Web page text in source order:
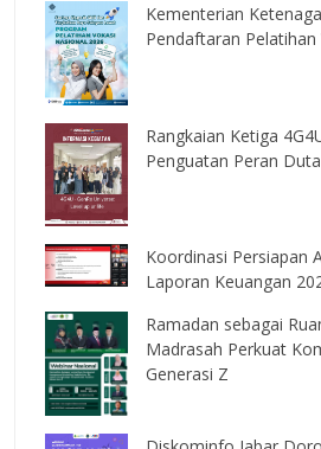
Kementerian
Pendaftaran
Rangkaian Ketiga
Penguatan Peran
Koordinasi Persiapan
Laporan Keuangan
Ramadan sebagai
Madrasah Perkuat
Generasi Z